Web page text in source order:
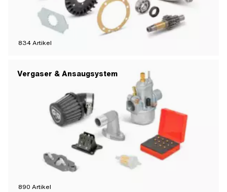
834Artikel
Vergaser & Ansaugsystem
890 Artikel